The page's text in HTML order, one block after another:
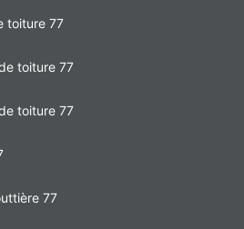
toiture 77
toiture 77
toiture 77
77